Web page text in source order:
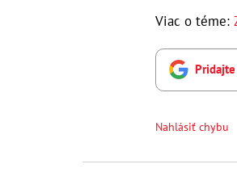
Viac o téme:
Pridajte
Nahlásiť chybu